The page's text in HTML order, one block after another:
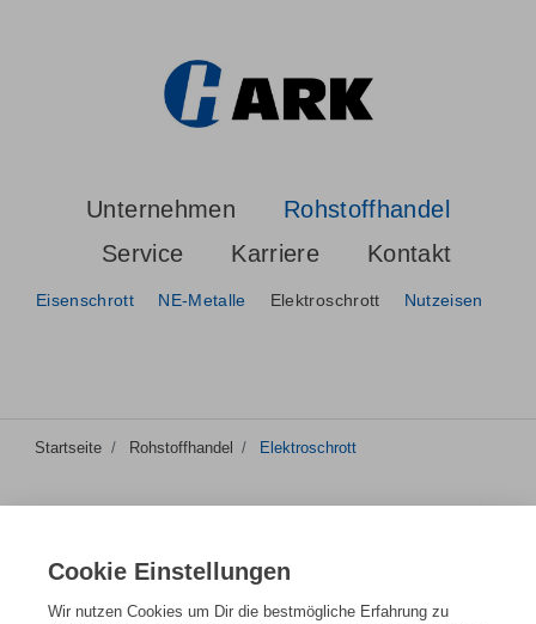
Unternehmen Rohstoffhandel
Eisenschrott NE-Metalle Elektroschrott Nutzeisen
Service Karriere Kontakt
Startseite Rohstoffhandel Elektroschrott
Cookie Einstellungen
Wir nutzen Cookies um Dir die bestmögliche Erfahrung zu